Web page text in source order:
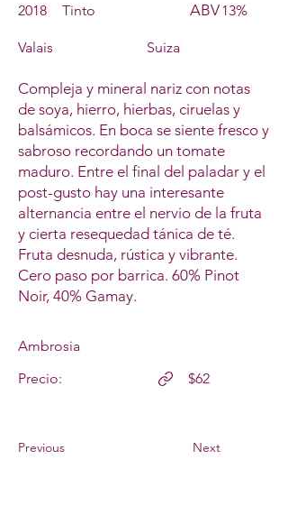
2018 Tinto 13%
ABV
Valais Suiza
Compleja y mineral nariz con notas
de soya, hierro, hierbas, ciruelas y
balsámicos. En boca se siente fresco y
sabroso recordando un tomate
maduro. Entre el final del paladar y el
post-gusto hay una interesante
alternancia entre el nervio de la fruta
y cierta resequedad tánica de té.
Fruta desnuda, rústica y vibrante.
Cero paso por barrica. 60% Pinot
Noir, 40% Gamay.
Ambrosia
Precio:
Previous
$62
Next